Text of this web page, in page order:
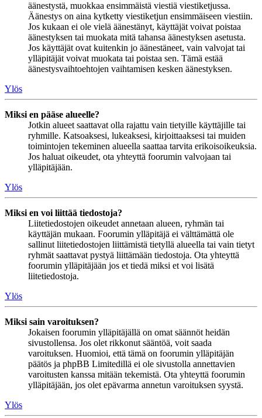
äänestystä, muokkaa ensimmäistä viestiä viestiketjussa.
Äänestys on aina kytketty viestiketjun ensimmäiseen viestiin.
Jos kukaan ei ole vielä äänestänyt, käyttäjät voivat poistaa
äänestyksen tai muokata mitä tahansa äänestyksen asetusta.
Jos käyttäjät ovat kuitenkin jo äänestäneet, vain valvojat tai
ylläpitäjät voivat muokata tai poistaa sen. Tämä estää
äänestysvaihtoehtojen vaihtamisen kesken äänestyksen.
Ylös
Miksi en pääse alueelle?
Jotkin alueet saattavat olla rajattu vain tietyille käyttäjille tai
ryhmille. Katsoaksesi, lukeaksesi, kirjoittaaksesi tai muiden
toimintojen tekeminen alueella saattaa tarvita erikoisoikeuksia.
Jos haluat oikeudet, ota yhteyttä foorumin valvojaan tai
ylläpitäjään.
Ylös
Miksi en voi liittää tiedostoja?
Liitetiedostojen oikeudet annetaan alueen, ryhmän tai
käyttäjän mukaan. Foorumin ylläpitäjä ei välttämättä ole
sallinut liitetiedostojen liittämistä tietyllä alueella tai vain tietyt
ryhmät saattavat pystyä liittämään tiedostoja. Ota yhteyttä
foorumin ylläpitäjään jos et tiedä miksi et voi lisätä
liitetiedostoja.
Ylös
Miksi sain varoituksen?
Jokaisen foorumin ylläpitäjällä on omat säännöt heidän
sivustollensa. Jos olet rikkonut sääntöä, voit saada
varoituksen. Huomioi, että tämä on foorumin ylläpitäjän
päätös ja phpBB Limitedillä ei ole sivustolla annettavien
varoitusten kanssa mitään tekemistä. Ota yhteyttä foorumin
ylläpitäjään, jos olet epävarma annetun varoituksen syystä.
Ylös